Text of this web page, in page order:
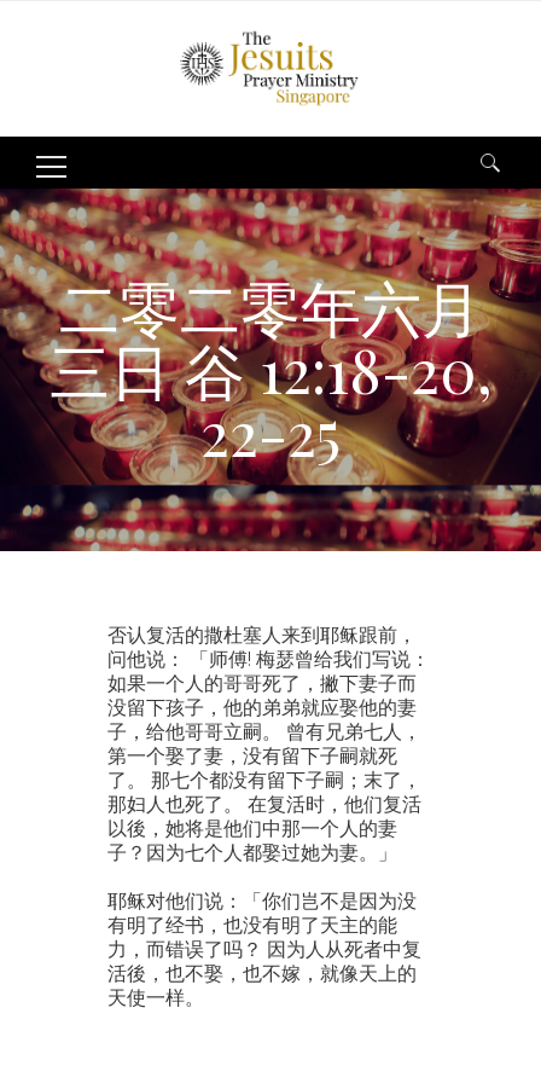
Search
for:
二零二零年六月
三日 谷 12:18-20,
22-25
否认复活的撒杜塞人来到耶稣跟前，
问他说： 「师傅! 梅瑟曾给我们写说：
如果一个人的哥哥死了，撇下妻子而
没留下孩子，他的弟弟就应娶他的妻
子，给他哥哥立嗣。 曾有兄弟七人，
第一个娶了妻，没有留下子嗣就死
了。 那七个都没有留下子嗣；末了，
那妇人也死了。 在复活时，他们复活
以後，她将是他们中那一个人的妻
子？因为七个人都娶过她为妻。」
耶稣对他们说：「你们岂不是因为没
有明了经书，也没有明了天主的能
力，而错误了吗？ 因为人从死者中复
活後，也不娶，也不嫁，就像天上的
天使一样。